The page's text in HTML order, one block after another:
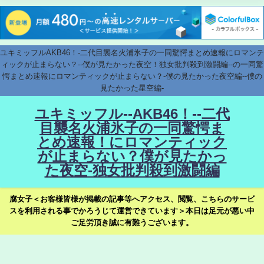
ユキミッフルAKB46！-二代目襲名火浦氷子の一同驚愕まとめ速報にロマンテ
ィックが止まらない？--僕が見たかった夜空！独女批判殺到激闘編--の一同驚
愕まとめ速報にロマンティックが止まらない？-僕の見たかった夜空編--僕の
見たかった星空編-
ユキミッフル--AKB46！--二代
目襲名火浦氷子の一同驚愕ま
とめ速報！にロマンティック
が止まらない？僕が見たかっ
た夜空-独女批判殺到激闘編
腐女子＜お客様皆様が掲載の記事等へアクセス、閲覧、こちらのサービ
スを利用される事でかろうじて運営できています＞本日は足元が悪い中
ご足労頂き誠に有難うございます。